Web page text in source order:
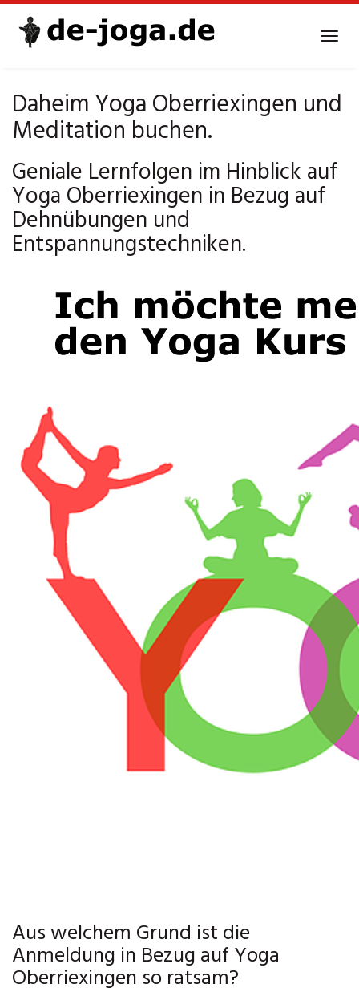
Daheim Yoga Oberriexingen und
Meditation buchen.
Geniale Lernfolgen im Hinblick auf
Yoga Oberriexingen in Bezug auf
Dehnübungen und
Entspannungstechniken.
Aus welchem Grund ist die
Anmeldung in Bezug auf Yoga
Oberriexingen so ratsam?